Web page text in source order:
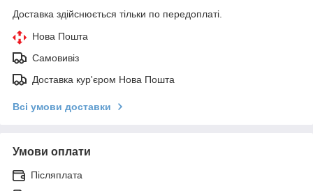
Доставка здійснюється тільки по передоплаті.
Нова Пошта
Самовивіз
Доставка кур'єром Нова Пошта
Всі умови доставки
Умови оплати
Післяплата